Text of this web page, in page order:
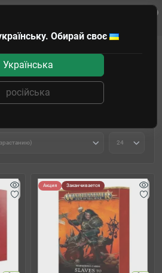
Фильтр товаров
Акция Заканчивается
Обирай своє
Українська
російська